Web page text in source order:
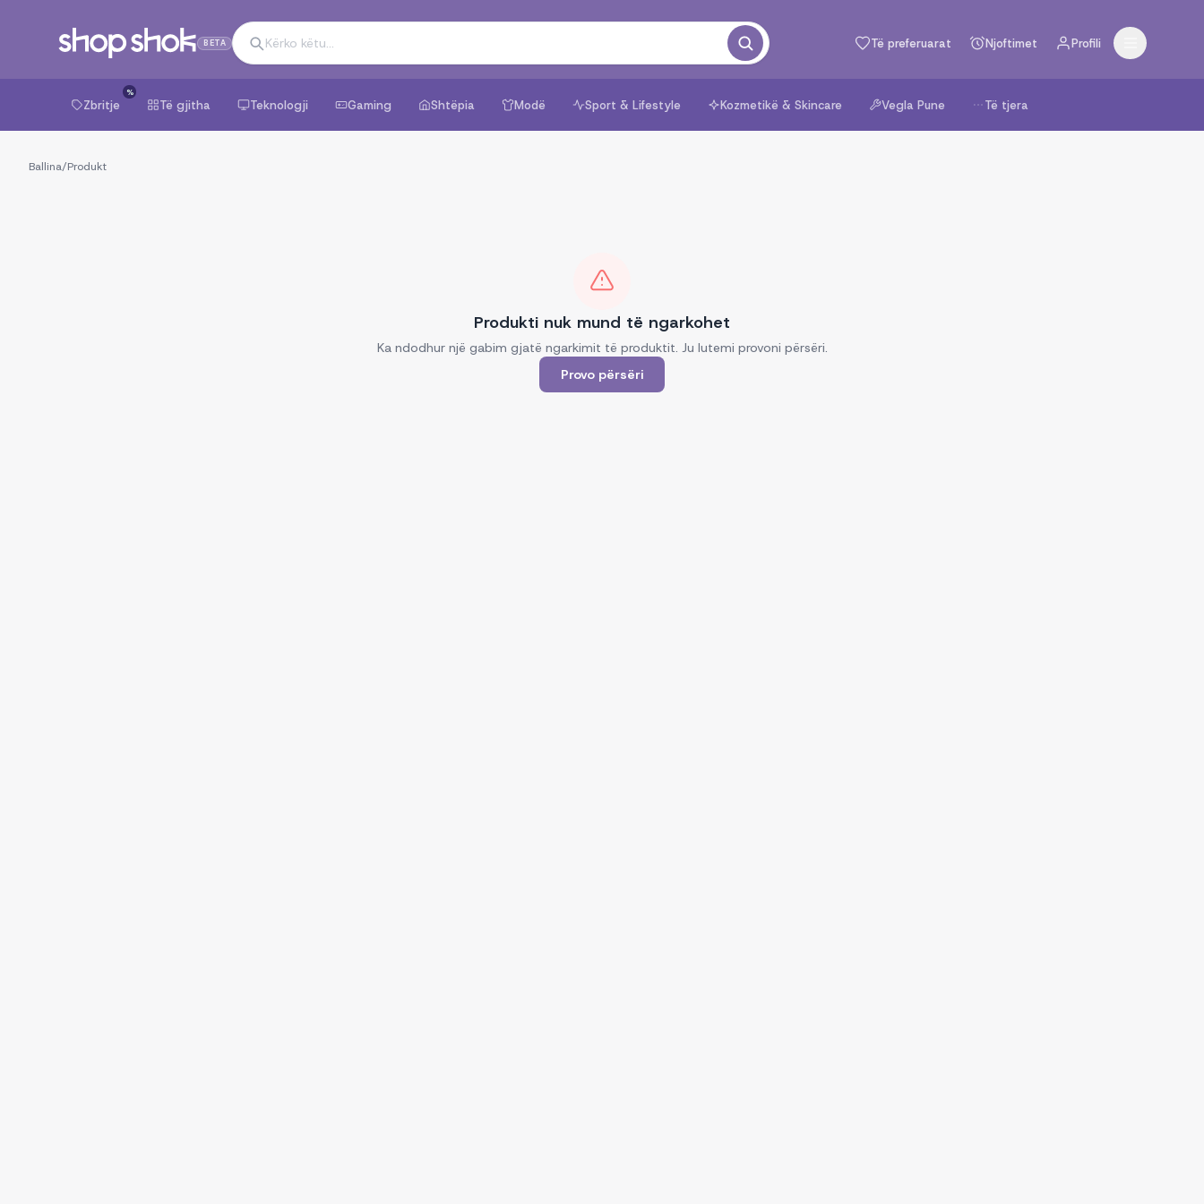
BETA Të preferuarat Njoftimet Profili
Zbritje
%
Të gjitha Teknologji Gaming Shtëpia Modë Sport & Lifestyle Kozmetikë & Skincare Vegla Pune Të tjera
Ballina/Produkt
Produkti nuk mund të ngarkohet
Ka ndodhur një gabim gjatë ngarkimit të produktit. Ju lutemi provoni përsëri.
Provo përsëri